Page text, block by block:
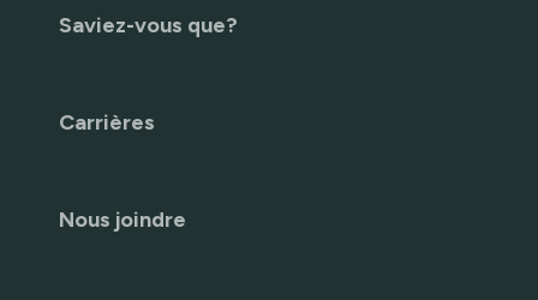
Saviez-vous que?
Carrières
Nous joindre